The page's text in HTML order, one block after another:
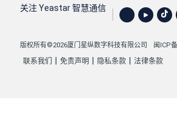
关注 Yeastar 智慧通信
版权所有©2026厦门星纵数字科技有限公司 闽ICP
联系我们 免责声明 隐私条款 法律条款